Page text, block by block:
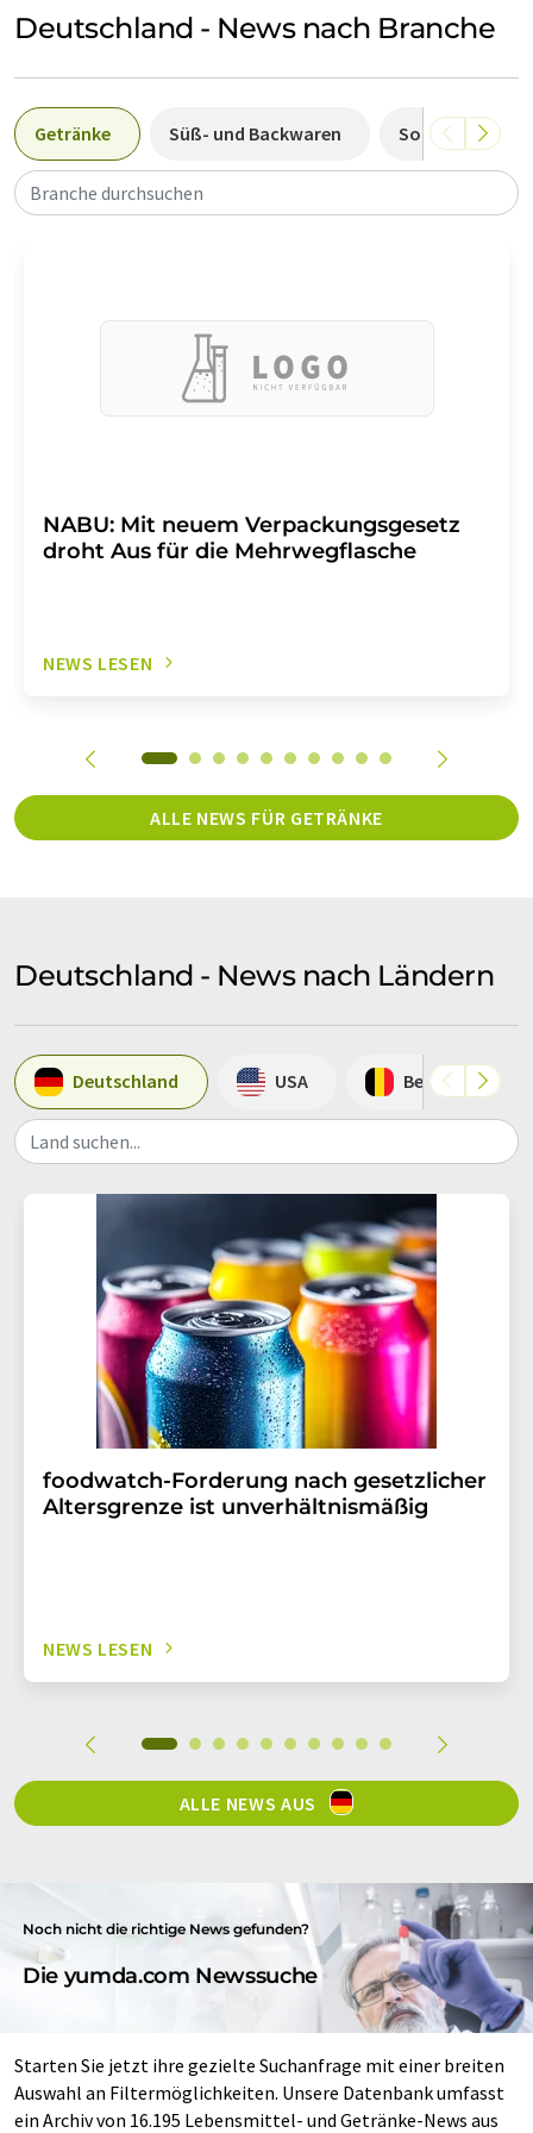
Deutschland - News nach Branche
Getränke Süß- und Backwaren Sonstige
Branche durchsuchen
NABU: Mit neuem Verpackungsgesetz
droht Aus für die Mehrwegflasche
NEWS LESEN
ALLE NEWS FÜR GETRÄNKE
Deutschland - News nach Ländern
Deutschland USA Belgien
Land suchen...
foodwatch-Forderung nach gesetzlicher
Altersgrenze ist unverhältnismäßig
NEWS LESEN
ALLE NEWS AUS
Noch nicht die richtige News gefunden?
Die yumda.com Newssuche
Starten Sie jetzt ihre gezielte Suchanfrage mit einer breiten
Auswahl an Filtermöglichkeiten. Unsere Datenbank umfasst
ein Archiv von 16.195 Lebensmittel- und Getränke-News aus